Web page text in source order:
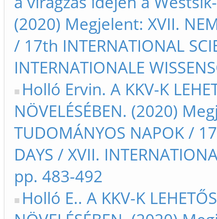
(2020) Megjelent: XVII.
/ 17th INTERNATIONAL
INTERNATIONALE
Holló Ervin. A KKV-K
NÖVELÉSÉBEN. (2020)
TUDOMÁNYOS NAPOK /
DAYS / XVII.
pp. 483-492
Holló E.. A KKV-K